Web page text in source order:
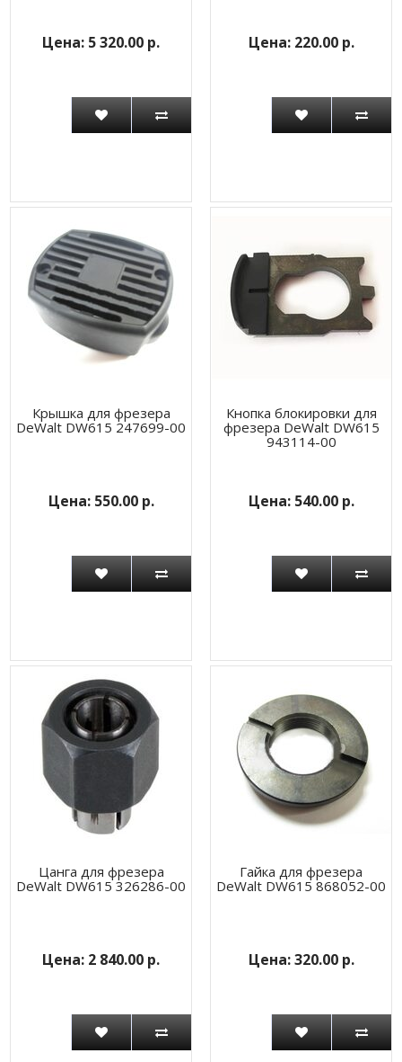
5 320.00 р. 220.00 р.
Крышка для фрезера
DeWalt DW615 247699-00
550.00 р.
Кнопка блокировки для
фрезера DeWalt DW615
943114-00
540.00 р.
Цанга для фрезера
DeWalt DW615 326286-00
2 840.00 р.
Гайка для фрезера
DeWalt DW615 868052-00
320.00 р.